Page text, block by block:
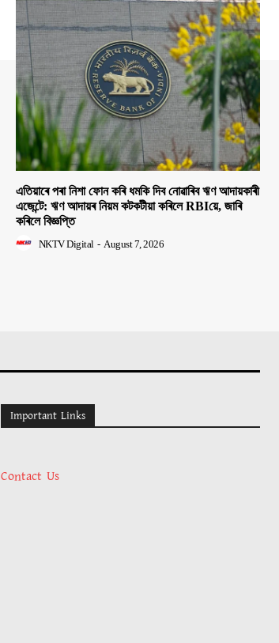
এতিয়াৰে পৰা নিশা ফোন কৰি ধমকি দিব নোৱাৰিব ঋণ আদায়কাৰী
এজেন্টে: ঋণ আদায়ৰ নিয়ম কটকটীয়া কৰিলে RBIয়ে, জাৰি
কৰিলে বিজ্ঞপ্তি
NKTV Digital - August 7, 2026
Important Links
Contact Us